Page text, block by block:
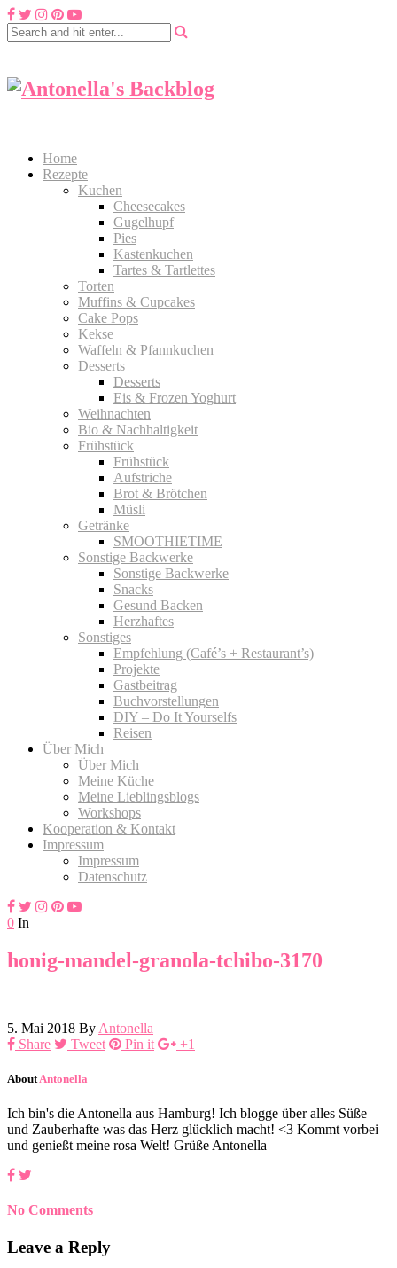
Home
Rezepte
Kuchen
Cheesecakes
Gugelhupf
Pies
Kastenkuchen
Tartes & Tartlettes
Torten
Muffins & Cupcakes
Cake Pops
Kekse
Waffeln & Pfannkuchen
Desserts
Desserts
Eis & Frozen Yoghurt
Weihnachten
Bio & Nachhaltigkeit
Frühstück
Frühstück
Aufstriche
Brot & Brötchen
Müsli
Getränke
SMOOTHIETIME
Sonstige Backwerke
Sonstige Backwerke
Snacks
Gesund Backen
Herzhaftes
Sonstiges
Empfehlung (Café’s + Restaurant’s)
Projekte
Gastbeitrag
Buchvorstellungen
DIY – Do It Yourselfs
Reisen
Über Mich
Über Mich
Meine Küche
Meine Lieblingsblogs
Workshops
Kooperation & Kontakt
Impressum
Impressum
Datenschutz
0 In
honig-mandel-granola-tchibo-3170
5. Mai 2018 By Antonella
Share
Tweet Pin it +1
About Antonella
Ich bin's die Antonella aus Hamburg! Ich blogge über alles Süße
und Zauberhafte was das Herz glücklich macht! <3 Kommt vorbei
und genießt meine rosa Welt! Grüße Antonella
No Comments
Leave a Reply